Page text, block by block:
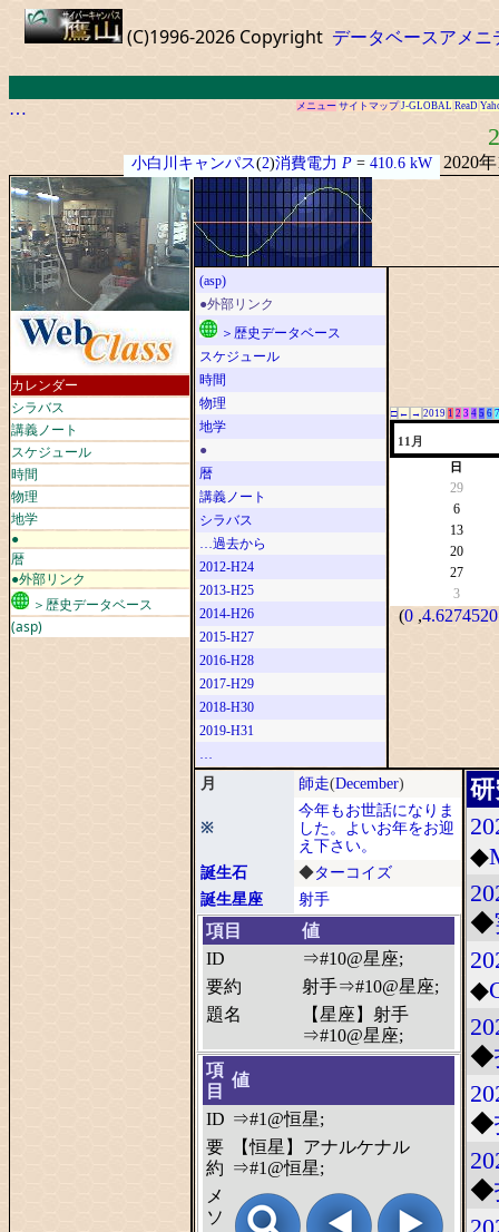
(C)1996-2026 Copyright データベースアメニ
… メニュー サイトマップ J-GLOBAL ReaD
小白川キャンパス(2)消費電力 P= 410.6 kW 2020
カレンダー
シラバス
講義ノート
スケジュール
時間
物理
地学
●
暦
●外部リンク
＞歴史データベース
(asp)
(asp)
●外部リンク
＞歴史データベース
スケジュール
時間
物理
地学
●
暦
講義ノート
シラバス
…過去から
2012-H24
2013-H25
2014-H26
2015-H27
2016-H28
2017-H29
2018-H30
2019-H31
…
□ ← → 2019 1 2 3 4 5 6 7
11月
日
29
6
13
20
27
3
(0 ,
月 師走(December)
※
今年もお世話になりま
した。よいお年をお迎
え下さい。
誕生石
◆ターコイズ
誕生星座
射手
項目
値
ID
⇒#10@星座;
要約
射手⇒#10@星座;
題名
【星座】射手
⇒#10@星座;
項
目
値
ID ⇒#1@恒星;
要
約
【恒星】アナルケナル
⇒#1@恒星;
メ
ソ
◆
◆
◆
◆
◆
◆